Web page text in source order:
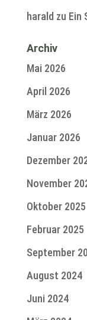
harald zu Ein
Archiv
Mai 2026
April 2026
März 2026
Januar 2026
Dezember
November
Oktober 2025
Februar 2025
September
August 2024
Juni 2024